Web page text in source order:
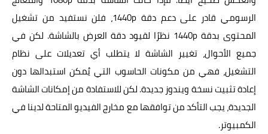
الرسومي قادر على دعم دقة 1440p، فلن نستفيد من تشغيل
المحتوى بدقة 1440p نظرًا لقيود دقة العرض بالشاشة. لكن في
جميع الأحوال، تغيير الشاشة لا يتطلب أي تعديلات على نظام
التشغيل، فهي من مكونات الحاسوب التي يُمكن استبدالها دون
إعادة تثبيت نسخة ويندوز جديدة. لكن للاستفادة من إمكانات الشاشة
الجديدة، يجب التأكد من توافقها مع مخارج الفيديو المتاحة لدينا في
الكمبيوتر.